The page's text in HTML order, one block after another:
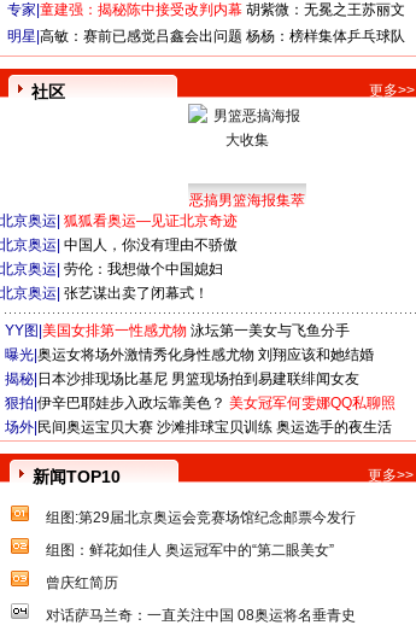
专家| 童建强：揭秘陈中接受改判内幕 胡紫微：无冕之王苏丽文
明星| 高敏：赛前已感觉吕鑫会出问题 杨杨：榜样集体乒乓球队
社区 更多>>
恶搞男篮海报集萃
北京奥运 狐狐看奥运—见证北京奇迹
北京奥运 中国人，你没有理由不骄傲
北京奥运 劳伦：我想做个中国媳妇
北京奥运 张艺谋出卖了闭幕式！
YY图| 美国女排第一性感尤物 泳坛第一美女与飞鱼分手
曝光| 奥运女将场外激情秀化身性感尤物 刘翔应该和她结婚
揭秘| 日本沙排现场比基尼 男篮现场拍到易建联绯闻女友
狠拍| 伊辛巴耶娃步入政坛靠美色？ 美女冠军何雯娜QQ私聊照
场外| 民间奥运宝贝大赛 沙滩排球宝贝训练 奥运选手的夜生活
新闻TOP10 更多>>
组图:第29届北京奥运会竞赛场馆纪念邮票今发行
组图：鲜花如佳人 奥运冠军中的“第二眼美女”
曾庆红简历
对话萨马兰奇：一直关注中国 08奥运将名垂青史